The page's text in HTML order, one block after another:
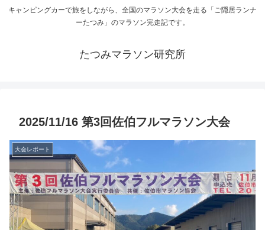
キャンピングカーで旅をしながら、全国のマラソン大会を走る「ご隠居ランナ
ーたつみ」のマラソン完走記です。
たつみマラソン研究所
2025/11/16 第3回佐伯フルマラソン大会
大会レポート